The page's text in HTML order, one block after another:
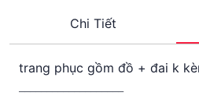
Chi Tiết
trang phục gồm đồ + đai k